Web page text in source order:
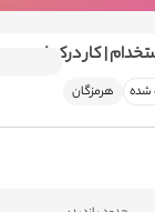
| کار درکیش
هرمزگان